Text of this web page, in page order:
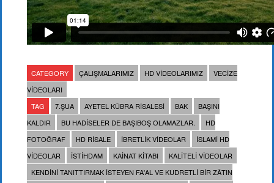
CATEGORY ÇALIŞMALARIMIZ HD VIDEOLARIMIZ
VECIZE
VIDEOLARI
TAG
7.ŞUA AYETEL KÜBRA RISALESI BAK
BAŞINI
KALDIR
BU HADISELER DE BAŞIBOŞ OLAMAZLAR.
HD
FOTOĞRAF
HD RISALE IBRETLIK VIDEOLAR
ISLAMI HD
VIDEOLAR
ISTIHDAM KAINAT KITABI
KALITELI VIDEOLAR
KENDINI TANITTIRMAK ISTEYEN FA'AL VE KUDRETLI BIR ZÂTIN